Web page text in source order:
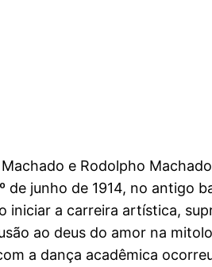
e Rodolpho
de junho de 1914, no antigo
iniciar a carreira artística,
ao deus do amor na
a dança acadêmica